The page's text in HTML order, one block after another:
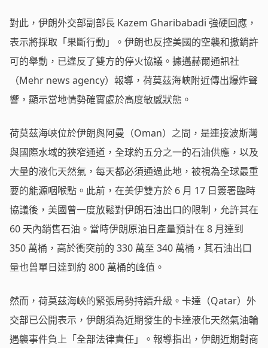
對此，伊朗外交部副部長 Kazem Gharibabadi 強硬回應，
表示將採取「果斷行動」。伊朗也反控美國的空襲和撤銷許
可的舉動，已違反了雙方的停火協議。據邁赫爾通訊社
（Mehr news agency）報導，荷莫茲海峽附近傳出爆炸聲
響，顯示當地情勢確實處於高度敏感狀態。
荷莫茲海峽位於伊朗與阿曼（Oman）之間，是連接波斯灣
與國際水域的狹窄通道，全球約五分之一的石油供應，以及
大量的液化天然氣，每天都必須通過此地，被視為全球最重
要的能源咽喉點。此前，在美伊雙方於 6 月 17 日簽署臨時
協議後，美國曾一度放鬆對伊朗石油出口的限制，允許其在
60 天內銷售石油。當時伊朗原油日產量預計在 8 月達到
350 萬桶，高於衝突前的 330 萬至 340 萬桶，其石油出口
量也曾單日達到約 800 萬桶的峰值。
然而，荷莫茲海峽的緊張局勢持續升級。卡達（Qatar）外
交部已公開表示，伊朗須為近期發生的卡達液化天然氣油輪
遇襲事件負上「全部法律責任」。報導指出，伊朗近期對商